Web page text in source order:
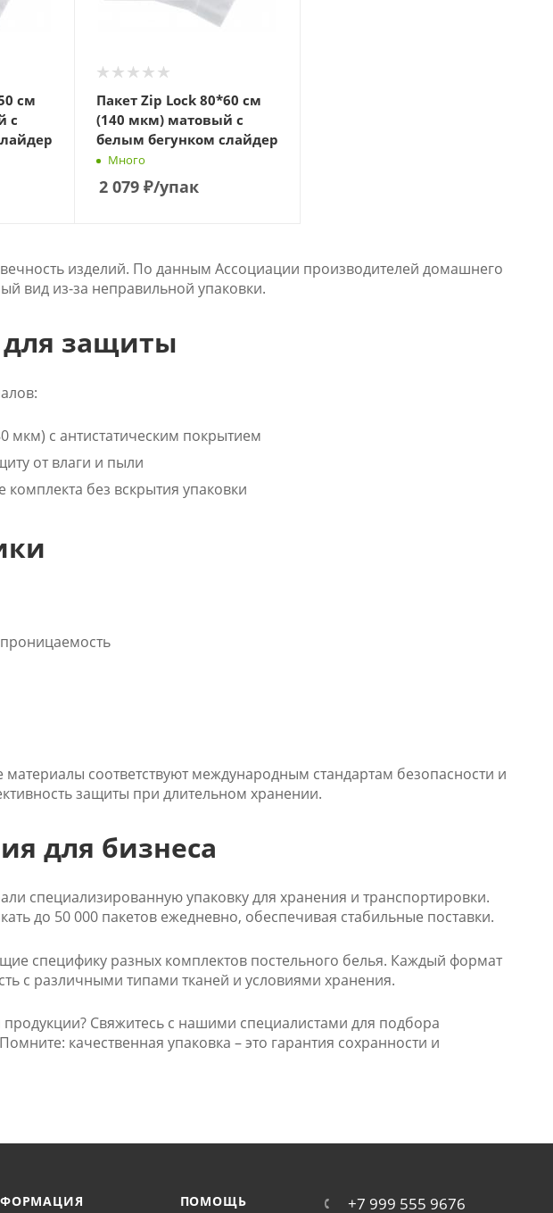
см
с
Пакет Zip Lock 80*60 см
(140 мкм) матовый с
белым бегунком слайдер
Много
2 079 ₽/упак
изделий. По данным Ассоциации производителей домашнего
вид из-за неправильной упаковки.
защиты
мкм) с антистатическим покрытием
от влаги и пыли
без вскрытия упаковки
соответствуют международным стандартам безопасности и
защиты при длительном хранении.
для бизнеса
специализированную упаковку для хранения и транспортировки.
до 50 000 пакетов ежедневно, обеспечивая стабильные поставки.
специфику разных комплектов постельного белья. Каждый формат
с различными типами тканей и условиями хранения.
Свяжитесь с нашими специалистами для подбора
качественная упаковка – это гарантия сохранности и
ПОМОЩЬ +7 999 555 9676